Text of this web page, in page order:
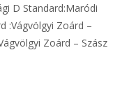
D Standard:Maródi
:Vágvölgyi Zoárd –
Zoárd – Szász